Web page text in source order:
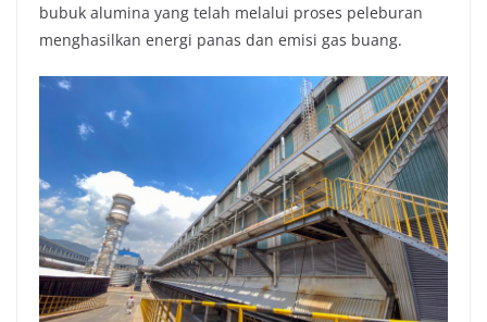
bubuk alumina yang telah melalui proses peleburan
menghasilkan energi panas dan emisi gas buang.